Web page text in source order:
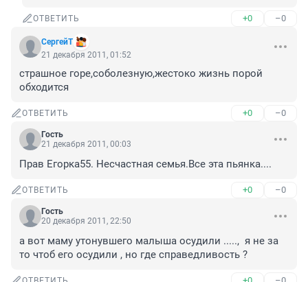
ОТВЕТИТЬ +0 –0
СергейТ
21 декабря 2011, 01:52
страшное горе,соболезную,жестоко жизнь порой
обходится
ОТВЕТИТЬ +0 –0
Гость
21 декабря 2011, 00:03
Прав Егорка55. Несчастная семья.Все эта пьянка....
ОТВЕТИТЬ +0 –0
Гость
20 декабря 2011, 22:50
а вот маму утонувшего малыша осудили .....,  я не за
то чтоб его осудили , но где справедливость ?